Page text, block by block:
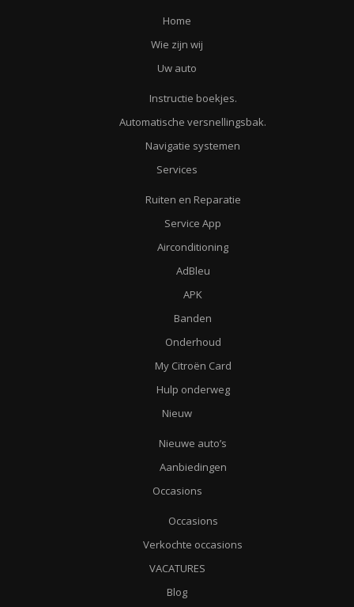
Home
Wie zijn wij
Uw auto
Instructie boekjes.
Automatische versnellingsbak.
Navigatie systemen
Services
Ruiten en Reparatie
Service App
Airconditioning
AdBleu
APK
Banden
Onderhoud
My Citroën Card
Hulp onderweg
Nieuw
Nieuwe auto’s
Aanbiedingen
Occasions
Occasions
Verkochte occasions
VACATURES
Blog